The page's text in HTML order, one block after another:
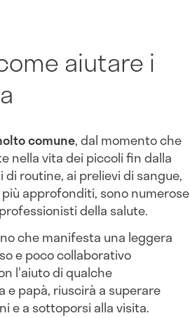
aiutare i
comune, dal momento che
nella vita dei piccoli fin dalla
routine, ai prelievi di sangue,
approfonditi, sono numerose
della salute.
che manifesta una leggera
e poco collaborativo
l'aiuto di qualche
papà, riuscirà a superare
e a sottoporsi alla visita.